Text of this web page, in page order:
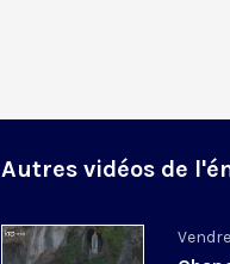
Autres vidéos de